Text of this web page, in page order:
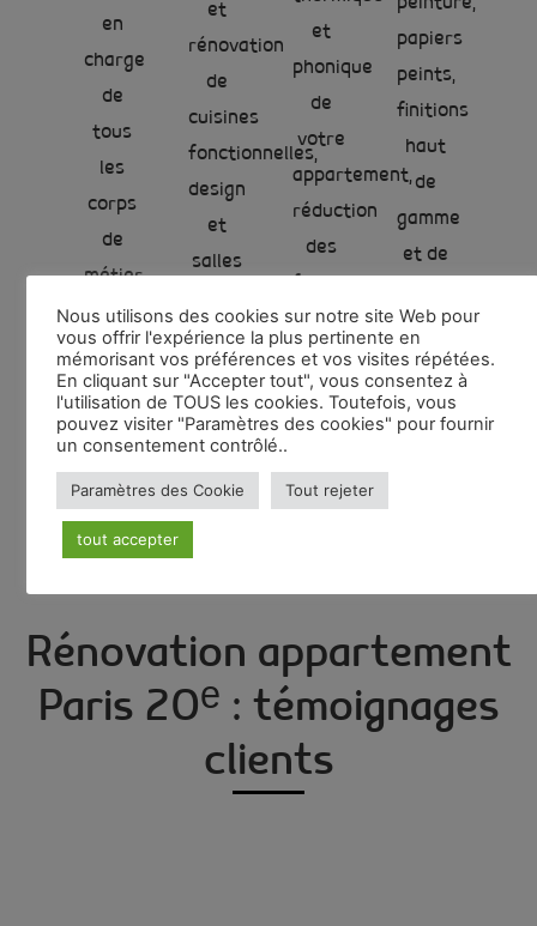
en
charge
de
tous
les
corps
de
métier
:
plomberie,
électricité,
peinture,
...
et
rénovation
de
cuisines
fonctionnelles,
design
et
salles
bains
modernes
adaptées
à vos
besoins.
et
phonique
de
votre
appartement,
réduction
des
factures
d’énergie.
papiers
peints,
finitions
haut
de
gamme
et de
Tout
type
de
pose.
Rénovation appartement
Paris 20ᵉ : témoignages
clients
Nous utilisons des cookies sur notre site Web pour
vous offrir l'expérience la plus pertinente en
mémorisant vos préférences et vos visites répétées.
En cliquant sur "Accepter tout", vous consentez à
l'utilisation de TOUS les cookies. Toutefois, vous
pouvez visiter "Paramètres des cookies" pour fournir
un consentement contrôlé..
Paramètres des Cookie Tout rejeter
tout accepter